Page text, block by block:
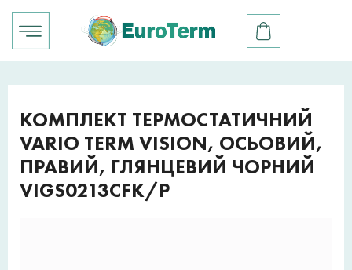
КОМПЛЕКТ ТЕРМОСТАТИЧНИЙ
VARIO TERM VISION, ОСЬОВИЙ,
ПРАВИЙ, ГЛЯНЦЕВИЙ ЧОРНИЙ
VIGS0213CFK/P